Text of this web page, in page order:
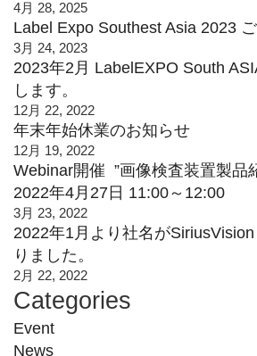
4月 28, 2025
Label Expo Southest Asia 2023
3月 24, 2023
2023年2月 LabelEXPO South
します。
12月 22, 2022
年末年始休業のお知らせ
12月 19, 2022
Webinar開催 ”画像検査装置製品
2022年4月27日 11:00～12:00
3月 23, 2022
2022年1月より社名が
りました。
2月 22, 2022
Categories
Event
News